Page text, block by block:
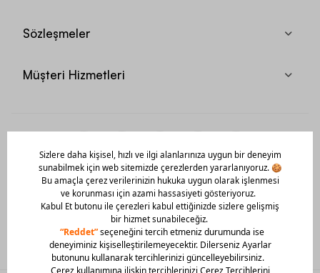
Sözleşmeler
Müşteri Hizmetleri
Mobil Uygulamamızı Hemen İndir!